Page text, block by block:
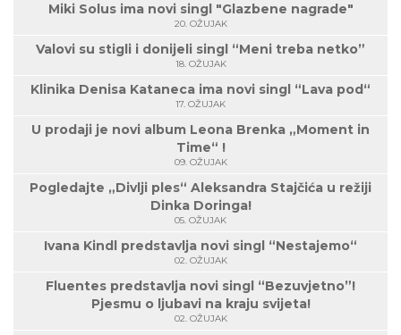
Miki Solus ima novi singl "Glazbene nagrade"
20. OŽUJAK
Valovi su stigli i donijeli singl “Meni treba netko”
18. OŽUJAK
Klinika Denisa Kataneca ima novi singl “Lava pod“
17. OŽUJAK
U prodaji je novi album Leona Brenka „Moment in
Time“ !
09. OŽUJAK
Pogledajte „Divlji ples“ Aleksandra Stajčića u režiji
Dinka Doringa!
05. OŽUJAK
Ivana Kindl predstavlja novi singl “Nestajemo“
02. OŽUJAK
Fluentes predstavlja novi singl “Bezuvjetno”!
Pjesmu o ljubavi na kraju svijeta!
02. OŽUJAK